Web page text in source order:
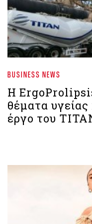
BUSINESS NEWS
Η
θέματα
έργο του